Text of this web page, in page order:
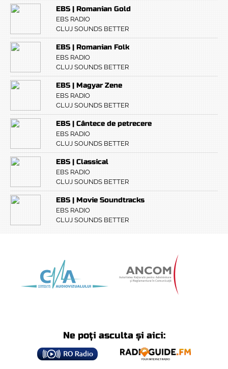
EBS | Romanian Gold
EBS RADIO
CLUJ SOUNDS BETTER
EBS | Romanian Folk
EBS RADIO
CLUJ SOUNDS BETTER
EBS | Magyar Zene
EBS RADIO
CLUJ SOUNDS BETTER
EBS | Cântece de petrecere
EBS RADIO
CLUJ SOUNDS BETTER
EBS | Classical
EBS RADIO
CLUJ SOUNDS BETTER
EBS | Movie Soundtracks
EBS RADIO
CLUJ SOUNDS BETTER
Ne poți asculta și aici: